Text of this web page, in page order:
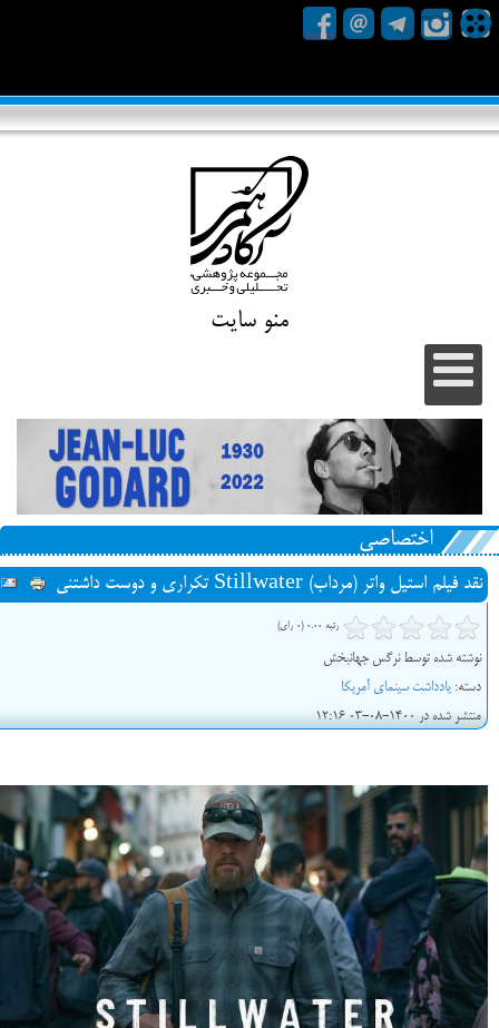
منو سایت
اختصاصی
نقد فیلم استیل واتر (مرداب) Stillwater تکراری و دوست داشتنی
رتبه 0.00 (0 رای)
نوشته شده توسط نرگس جهانبخش
دسته: یادداشت سینمای آمریکا
منتشر شده در 1400-08-03 12:16